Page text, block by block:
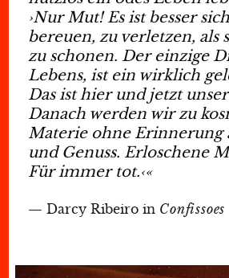
›Nur Mut! Es ist besser
bereuen, zu verletzen, als
zu schonen. Der einzige
Lebens, ist ein wirklich
Das ist hier und jetzt
Danach werden wir zu
Materie ohne Erinnerung
und Genuss. Erloschene
Für immer tot.‹«
Darcy Ribeiro in Confissoes